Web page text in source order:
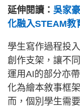
延伸閱讀： 吳家
化融入STEAM教
學生寫作過程投
創作支架，讓不
運用AI的部分亦
化為繪本敘事框
而，個別學生需